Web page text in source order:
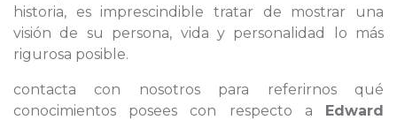
historia, es imprescindible tratar de mostrar una
visión de su persona, vida y personalidad lo más
rigurosa posible.
contacta con nosotros para referirnos qué
conocimientos posees con respecto a Edward